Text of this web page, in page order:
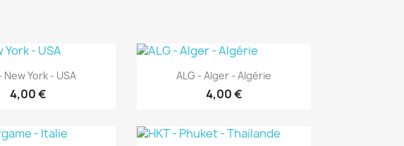
rapide
New York - USA
4,00 €
Aperçu rapide
ALG - Alger - Algérie
4,00 €